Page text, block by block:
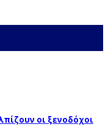
οι ξενοδόχοι